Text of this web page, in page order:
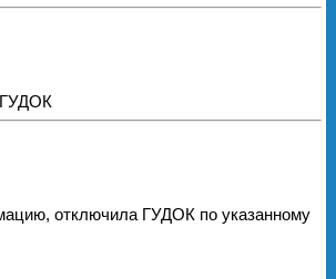
ГУДОК
отключила ГУДОК по указанному